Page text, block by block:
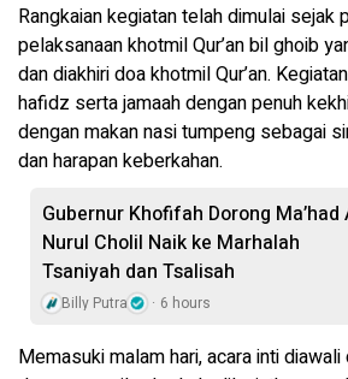
Rangkaian kegiatan telah dimulai sejak
pelaksanaan khotmil Qur’an bil ghoib
dan diakhiri doa khotmil Qur’an.
hafidz serta jamaah dengan penuh
dengan makan nasi tumpeng sebagai
dan harapan keberkahan.
Gubernur Khofifah Dorong Ma’had
Nurul Cholil Naik ke Marhalah
Tsaniyah dan Tsalisah
Billy Putra 6 hours
Memasuki malam hari, acara inti